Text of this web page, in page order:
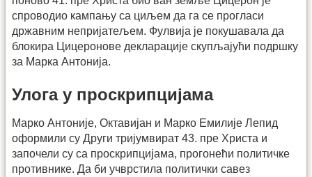
спроводио кампању са циљем да га се прогласи
државним непријатељем. Фулвија је покушавала да
блокира Цицеронове декларације скупљајући подршку
за Марка Антонија.
Улога у проскрипцијама
Марко Антоније, Октавијан и Марко Емилије Лепид
оформили су Други тријумвират 43. пре Христа и
започели су са проскрипцијама, прогонећи политичке
противнике. Да би учврстила политички савез